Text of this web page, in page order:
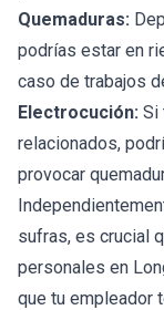
Quemaduras:
podrías estar en
caso de trabajos
Electrocución: Si
relacionados,
provocar
sufras, es crucial
personales en
que tu empleador